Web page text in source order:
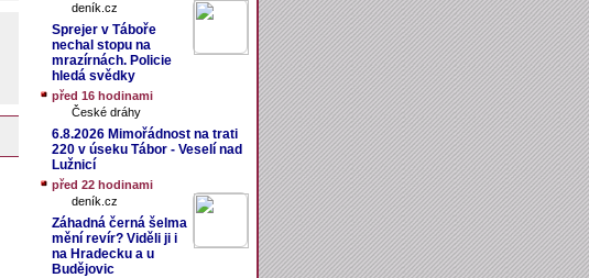
deník.cz
Sprejer v Táboře
nechal stopu na
mrazírnách. Policie
hledá svědky
před 16 hodinami
České dráhy
6.8.2026 Mimořádnost na trati
220 v úseku Tábor - Veselí nad
Lužnicí
před 22 hodinami
deník.cz
Záhadná černá šelma
mění revír? Viděli ji i
na Hradecku a u
Budějovic